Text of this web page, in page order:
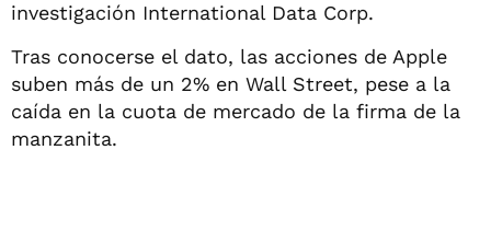
investigación International Data Corp.
Tras conocerse el dato, las acciones de Apple
suben más de un 2% en Wall Street, pese a la
caída en la cuota de mercado de la firma de la
manzanita.